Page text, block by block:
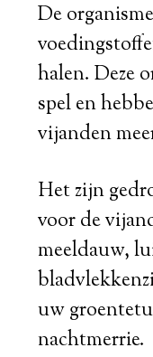
De
halen. Deze
spel en
vijanden
Het zijn
voor de
meeldauw,
uw
nachtmerrie.